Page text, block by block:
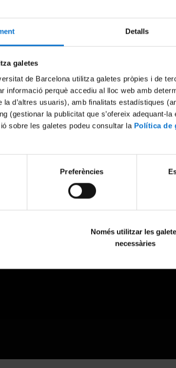
Detalls
galetes
de Barcelona utilitza galetes pròpies i de
informació perquè accediu al lloc web amb
la d’altres usuaris), amb finalitats estadístiques
(gestionar la publicitat que s’ofereix adequant-
sobre les galetes podeu consultar la Política de
Preferències
Només utilitzar les
necessàries
Try again